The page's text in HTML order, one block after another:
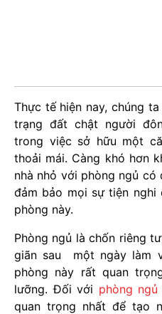
Thực tế hiện nay, chúng
trạng đất chật người
trong việc sở hữu một
thoải mái. Càng khó hơn
nhà nhỏ với phòng ngủ
đảm bảo mọi sự tiện nghi
phòng này.
Phòng ngủ là chốn riêng
giãn sau một ngày làm
phòng này rất quan
lưỡng. Đối với phòng ngủ
quan trọng nhất để tạo